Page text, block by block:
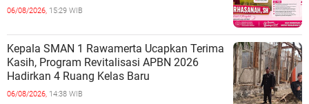
06/08/2026, 15:29 WIB
Kepala SMAN 1 Rawamerta Ucapkan Terima
Kasih, Program Revitalisasi APBN 2026
Hadirkan 4 Ruang Kelas Baru
06/08/2026, 14:38 WIB